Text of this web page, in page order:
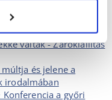
a közösség kincsei
váltak - Zárókiállítás
és jelene a
irodalmában
a győri